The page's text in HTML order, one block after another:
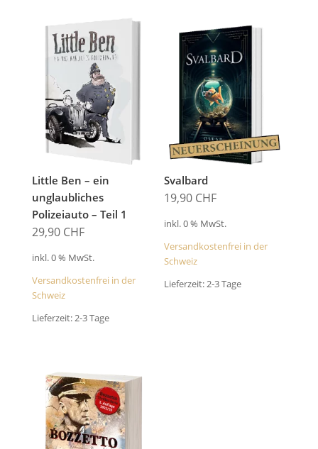
Little Ben – ein
unglaubliches
Polizeiauto – Teil 1
29,90 CHF
inkl. 0 % MwSt.
Versandkostenfrei in der
Schweiz
Lieferzeit:2-3 Tage
Svalbard
19,90 CHF
inkl. 0 % MwSt.
Versandkostenfrei in der
Schweiz
Lieferzeit:2-3 Tage